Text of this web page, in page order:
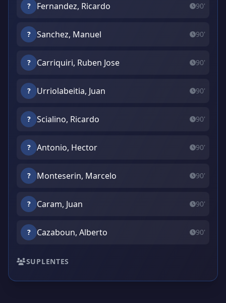
? Fernandez, Ricardo 90'
? Sanchez, Manuel 90'
? Carriquiri, Ruben Jose 90'
? Urriolabeitia, Juan 90'
? Scialino, Ricardo 90'
? Antonio, Hector 90'
? Monteserin, Marcelo 90'
? Caram, Juan 90'
? Cazaboun, Alberto 90'
SUPLENTES